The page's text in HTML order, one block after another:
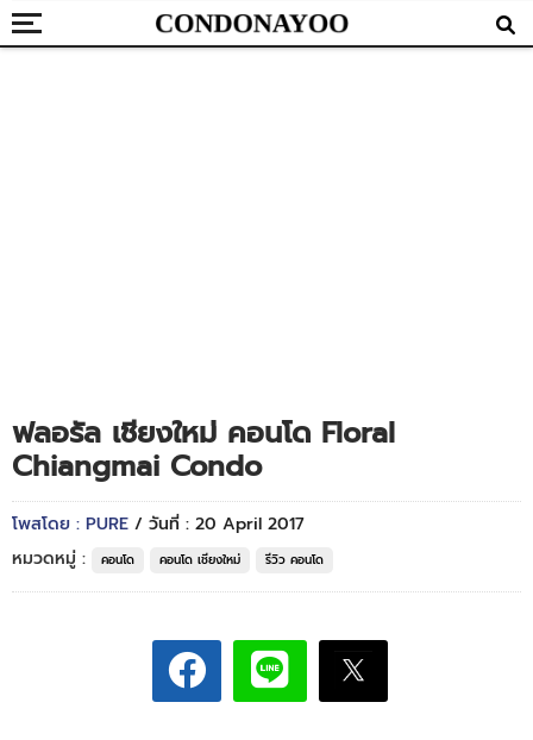
ฟลอรัล เชียงใหม่ คอนโด Floral
Chiangmai Condo
โพสโดย : PURE / วันที่ : 20 April 2017
หมวดหมู่ :
คอนโด คอนโด เชียงใหม่ รีวิว คอนโด